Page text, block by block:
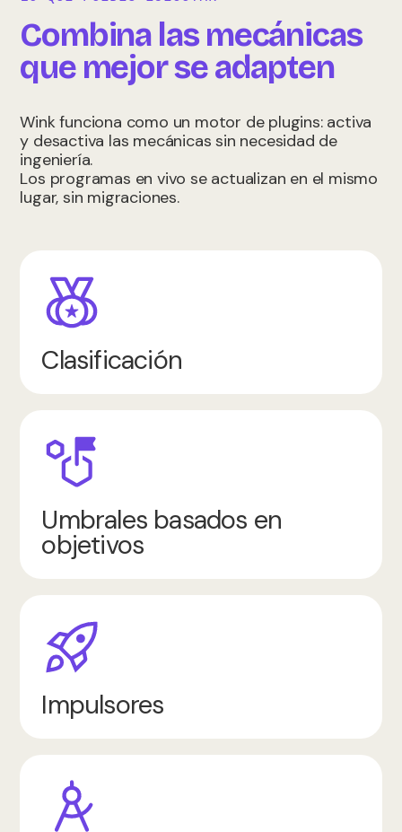
Combina las mecánicas
que mejor se adapten
Wink funciona como un motor de plugins: activa
y desactiva las mecánicas sin necesidad de
ingeniería.
Los programas en vivo se actualizan en el mismo
lugar, sin migraciones.
Clasificación
Umbrales basados en
objetivos
Impulsores